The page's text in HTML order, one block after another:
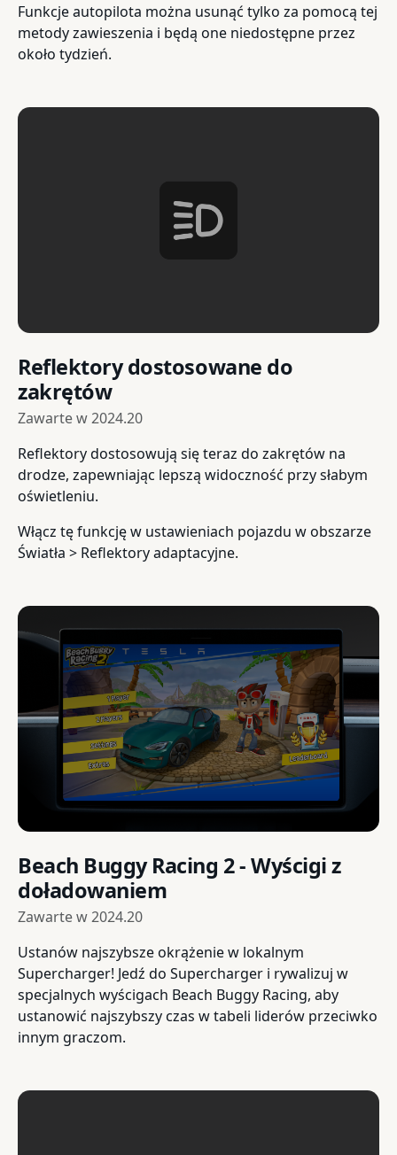
Funkcje autopilota można usunąć tylko za pomocą tej
metody zawieszenia i będą one niedostępne przez
około tydzień.
Reflektory dostosowane do
zakrętów
Zawarte w2024.20
Reflektory dostosowują się teraz do zakrętów na
drodze, zapewniając lepszą widoczność przy słabym
oświetleniu.
Włącz tę funkcję w ustawieniach pojazdu w obszarze
Światła > Reflektory adaptacyjne.
Beach Buggy Racing 2 - Wyścigi z
doładowaniem
Zawarte w2024.20
Ustanów najszybsze okrążenie w lokalnym
Supercharger! Jedź do Supercharger i rywalizuj w
specjalnych wyścigach Beach Buggy Racing, aby
ustanowić najszybszy czas w tabeli liderów przeciwko
innym graczom.